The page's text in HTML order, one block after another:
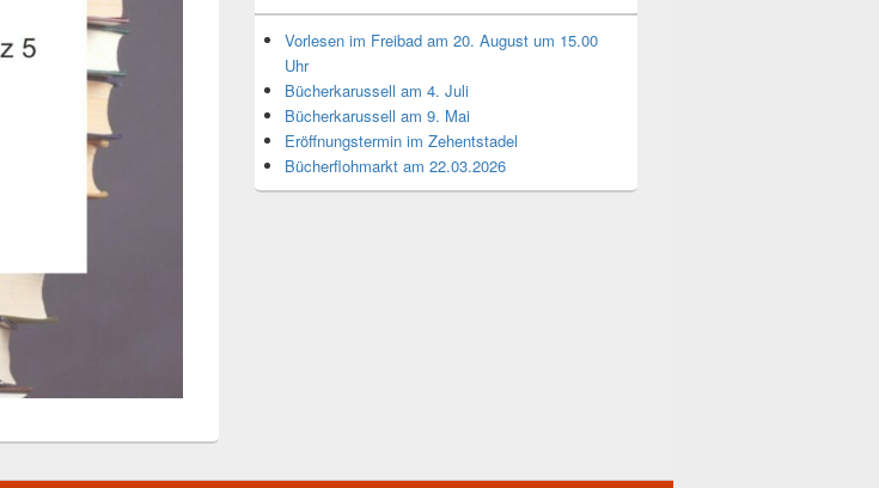
Vorlesen im Freibad am 20. August um 15.00
Uhr
Bücherkarussell am 4. Juli
Bücherkarussell am 9. Mai
Eröffnungstermin im Zehentstadel
Bücherflohmarkt am 22.03.2026